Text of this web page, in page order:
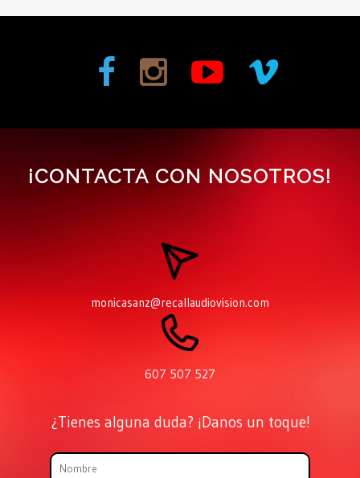
¡CONTACTA CON NOSOTROS!
monicasanz@recallaudiovision.com
607 507 527
¿Tienes alguna duda? ¡Danos un toque!